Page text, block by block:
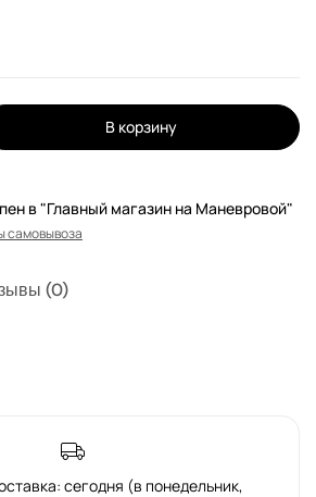
В корзину
в "Главный магазин на Маневровой"
самовывоза
(0)
сегодня (в понедельник,